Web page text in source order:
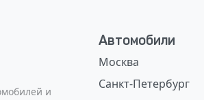
и
Автомобили
Москва
Санкт-Петербург